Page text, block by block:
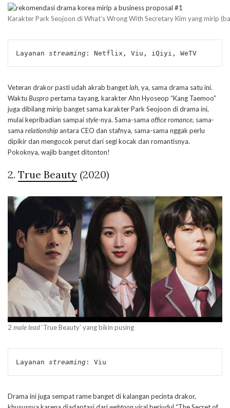
Karakter Park Seojoon di What’s Wrong With Secretary Kim yang mirip
Layanan streaming : Netflix, Viu, iQiyi, WeTV
Veteran drakor pasti udah akrab bangetlah, ya, sama drama satu ini.
Waktu Buspropertama tayang, karakter Ahn Hyoseop “Kang Taemoo”
juga dibilang mirip banget sama karakter Park Seojoon di drama ini,
mulai kepribadian sampaistyle-nya. Sama-sama office romance, sama-
sama relationshipantara CEO dan stafnya, sama-sama nggak perlu
dipikir dan mengocok perut dari segi kocak dan romantisnya.
Pokoknya, wajib banget ditonton!
2. True Beauty (2020)
2 male lead‘True Beauty’ yang bikin pusing
Layanan streaming : Viu
Drama ini juga sempat rame banget di kalangan pecinta drakor,